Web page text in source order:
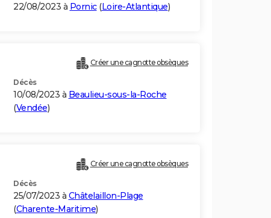
22/08/2023 à Pornic(Loire-Atlantique)
Créer une cagnotte obsèques
Décès
10/08/2023 à Beaulieu-sous-la-Roche
(Vendée)
Créer une cagnotte obsèques
Décès
25/07/2023 à Châtelaillon-Plage
(Charente-Maritime)